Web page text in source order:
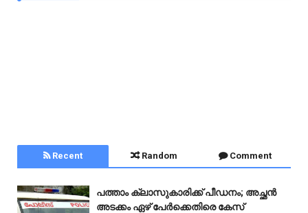
Recent Random Comment
പത്താം ക്ലാസുകാരിക്ക് പീഡനം; അച്ഛൻ
അടക്കം ഏഴ് പേർക്കെതിരെ കേസ്